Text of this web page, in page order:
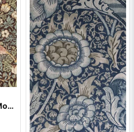
Möbeltyg - William Morris - Strawberry thief chocloate/slate